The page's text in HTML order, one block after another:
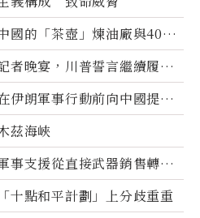
國的「茶壺」煉油廠與40家
者晚宴，川普誓言繼續履行
伊朗軍事行動前向中國提供
影像
茲海峽
事支援從直接武器銷售轉向
十點和平計劃」上分歧重重